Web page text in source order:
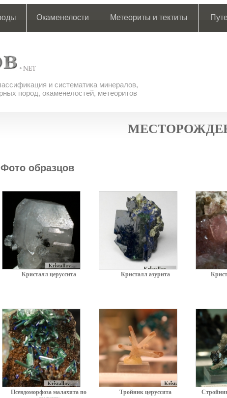
Окаменелости Метеориты и тектиты
и систематика минералов,
пород, окаменелостей, метеоритов
Фото образцов
Кристалл церуссита Кристалл азурита
Псевдоморфоза малахита по
Тройник церуссита